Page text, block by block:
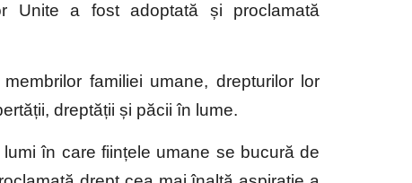
Unite a fost adoptată și proclamată
familiei umane, drepturilor lor
dreptății și păcii în lume.
în care ființele umane se bucură de